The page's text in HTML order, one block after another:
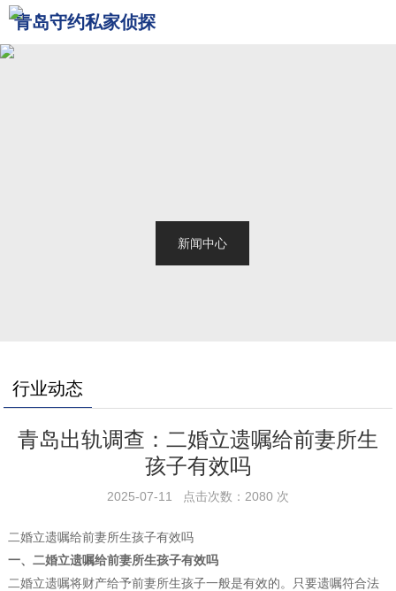
青岛守约私家侦探
新闻中心
行业动态
青岛出轨调查：二婚立遗嘱给前妻所生
孩子有效吗
2025-07-11 点击次数：2080 次
二婚立遗嘱给前妻所生孩子有效吗
一、二婚立遗嘱给前妻所生孩子有效吗
二婚立遗嘱将财产给予前妻所生孩子一般是有效的。只要遗嘱符合法